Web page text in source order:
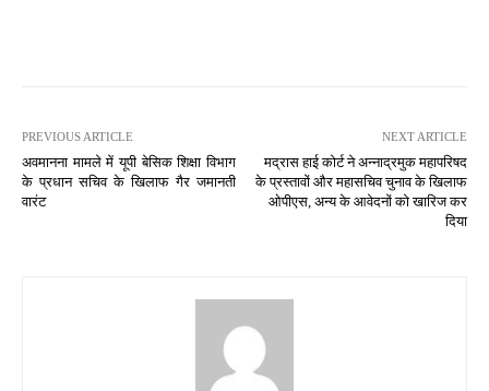
PREVIOUS ARTICLE
अवमानना मामले में यूपी बेसिक शिक्षा विभाग
के प्रधान सचिव के खिलाफ गैर जमानती
वारंट
NEXT ARTICLE
मद्रास हाई कोर्ट ने अन्नाद्रमुक महापरिषद
के प्रस्तावों और महासचिव चुनाव के खिलाफ
ओपीएस, अन्य के आवेदनों को खारिज कर
दिया